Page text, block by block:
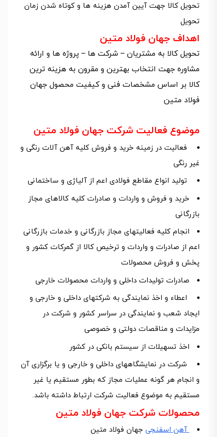
تحویل کالا جهت آیین آمدن هزینه ها و کوتاه شدن زمان
تحویل
اهداف جهان فولاد متین
تحویل کالا به مشتریان – شرکت ها – پروژه ها و ارائه
مشاوره جهت انتخاب بهترین و مقرون به هزینه ترین
کالا بر اساس مشخصات فنی و کیفیت محصول جهان
فولاد متین
موضوع فعالیت شرکت جهان فولاد متین
فعالیت در زمینه خرید و فروش کلیه آهن آلات رنگی و
غیر رنگی
تولید انواع مقاطع فولادی اعم از آلیاژی و ساختمانی
خرید و فروش و واردات و صادرات کلیه کالاهای مجاز
بازرگانی
انجام کلیه فعالیتهای مجاز بازرگانی و خدمات بازرگانی
اعم از صادرات و واردات و ترخیص کالا از گمرکات کشور و
پخش و فروش محصولات
صادرات تولیدات داخلی و واردات محصولات خارجی
اعطاء و اخذ نمایندگی به شرکتهای داخلی و خارجی و
ایجاد شعب و نمایندگی در سراسر کشور و شرکت در
مزایدات و مناقصات دولتی و خصوصی
اخذ تسهیلات از سیستم بانکی در کشور
شرکت در نمایشگاههای داخلی و خارجی و یا برگزاری آن
و انجام هر گونه عملیات مجاز که بطور مستقیم یا غیر
مستقیم به موضوع فعالیت شرکت ارتباط داشته باشد.
محصولات شرکت جهان فولاد متین
آهن اسفنجی جهان فولاد متین